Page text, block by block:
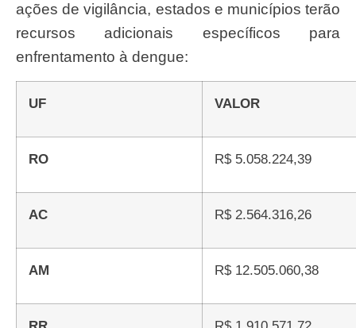
ações de vigilância, estados e municípios terão
recursos adicionais específicos para
enfrentamento à dengue:
UF VALOR
RO R$ 5.058.224,39
AC R$ 2.564.316,26
AM R$ 12.505.060,38